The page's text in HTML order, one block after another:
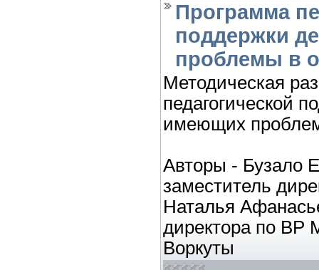
Программа
поддержки
проблемы в
Методическая
педагогической
имеющих
Авторы - Бузало
заместитель
Наталья
директора по
Воркуты